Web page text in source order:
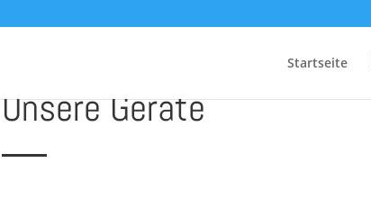
Startseite
Unsere Geräte